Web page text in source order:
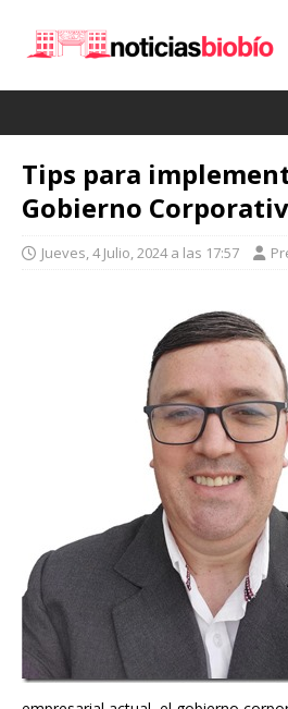
Tips para
Gobierno
Jueves, 4 Julio, 2024 a las 17:57